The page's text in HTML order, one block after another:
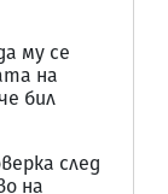
му се
на
бил
след
на